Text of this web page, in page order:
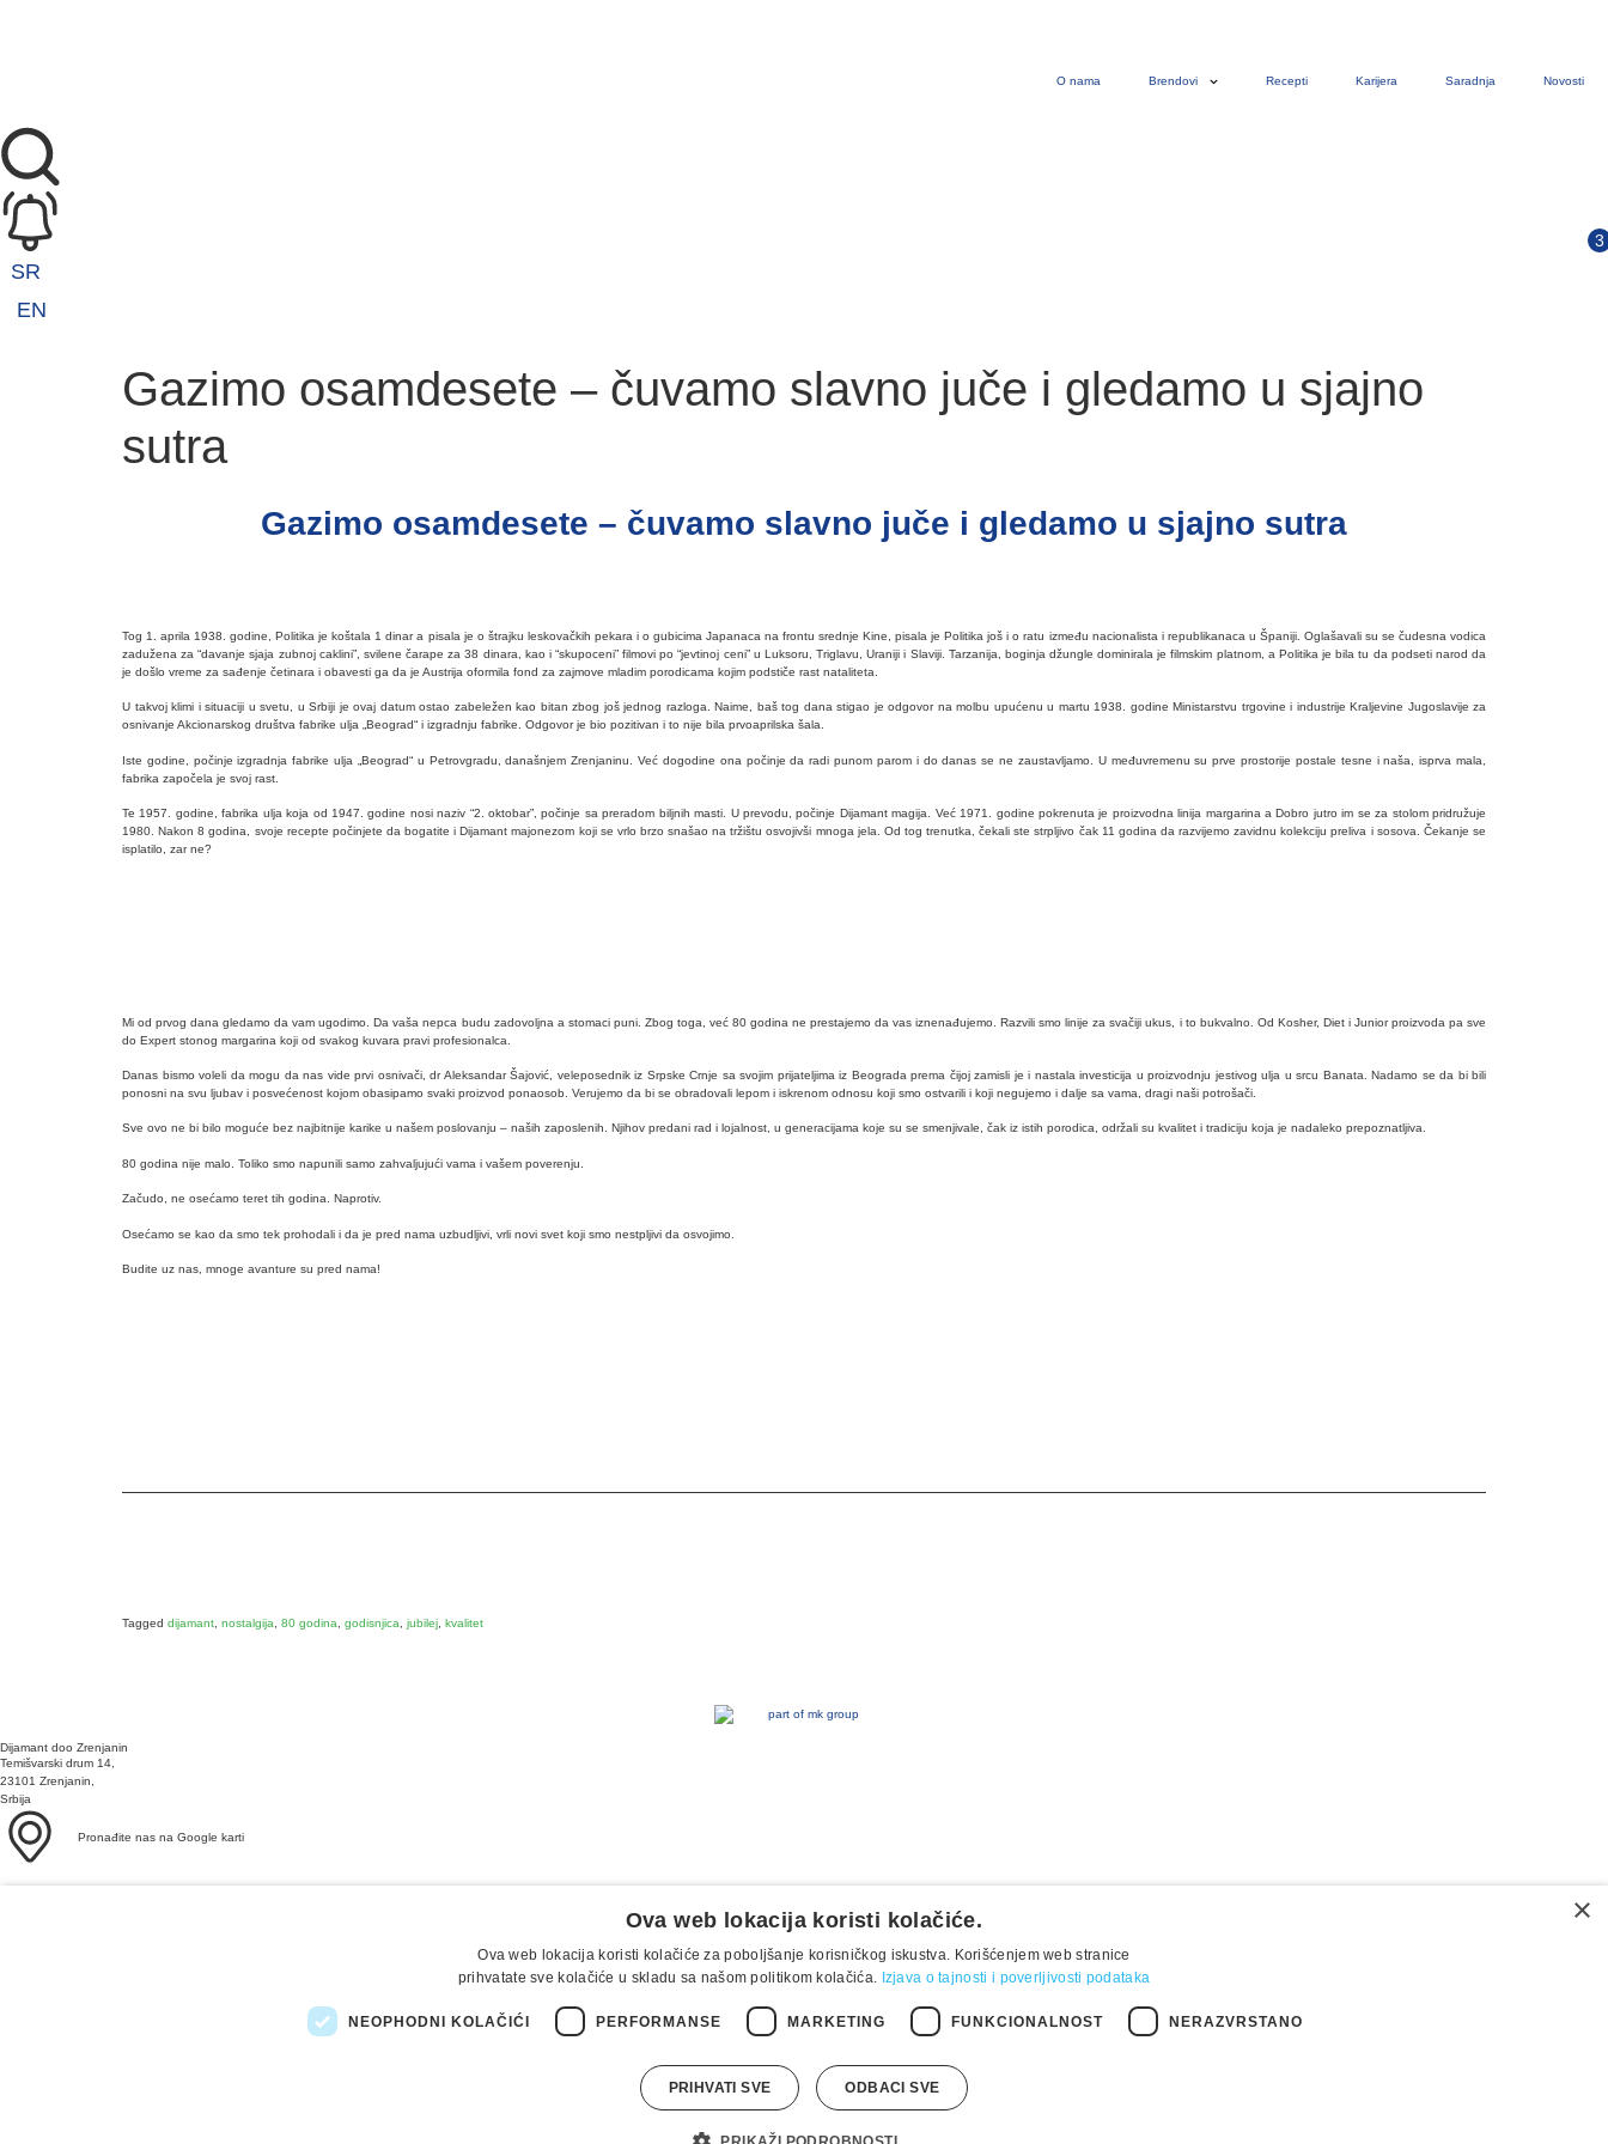
O nama Brendovi Recepti Karijera Saradnja Novosti
SR
EN
Gazimo osamdesete – čuvamo slavno juče i gledamo u sjajno
sutra
Gazimo osamdesete – čuvamo slavno juče i gledamo u sjajno sutra
Tog 1. aprila 1938. godine, Politika je koštala 1 dinar a pisala je o štrajku leskovačkih pekara i o gubicima Japanaca na frontu srednje Kine, pisala je Politika još i o ratu između nacionalista i republikanaca u Španiji. Oglašavali su se čudesna vodica
zadužena za “davanje sjaja zubnoj caklini”, svilene čarape za 38 dinara, kao i “skupoceni” filmovi po “jevtinoj ceni” u Luksoru, Triglavu, Uraniji i Slaviji. Tarzanija, boginja džungle dominirala je filmskim platnom, a Politika je bila tu da podseti narod da
je došlo vreme za sađenje četinara i obavesti ga da je Austrija oformila fond za zajmove mladim porodicama kojim podstiče rast nataliteta.
U takvoj klimi i situaciji u svetu, u Srbiji je ovaj datum ostao zabeležen kao bitan zbog još jednog razloga. Naime, baš tog dana stigao je odgovor na molbu upućenu u martu 1938. godine Ministarstvu trgovine i industrije Kraljevine Jugoslavije za
osnivanje Akcionarskog društva fabrike ulja „Beograd“ i izgradnju fabrike. Odgovor je bio pozitivan i to nije bila prvoaprilska šala.
Iste godine, počinje izgradnja fabrike ulja „Beograd“ u Petrovgradu, današnjem Zrenjaninu. Već dogodine ona počinje da radi punom parom i do danas se ne zaustavljamo. U međuvremenu su prve prostorije postale tesne i naša, isprva mala,
fabrika započela je svoj rast.
Te 1957. godine, fabrika ulja koja od 1947. godine nosi naziv “2. oktobar”, počinje sa preradom biljnih masti. U prevodu, počinje Dijamant magija. Već 1971. godine pokrenuta je proizvodna linija margarina a Dobro jutro im se za stolom pridružuje
1980. Nakon 8 godina, svoje recepte počinjete da bogatite i Dijamant majonezom koji se vrlo brzo snašao na tržištu osvojivši mnoga jela. Od tog trenutka, čekali ste strpljivo čak 11 godina da razvijemo zavidnu kolekciju preliva i sosova. Čekanje se
isplatilo, zar ne?
Mi od prvog dana gledamo da vam ugodimo. Da vaša nepca budu zadovoljna a stomaci puni. Zbog toga, već 80 godina ne prestajemo da vas iznenađujemo. Razvili smo linije za svačiji ukus, i to bukvalno. Od Kosher, Diet i Junior proizvoda pa sve
do Expert stonog margarina koji od svakog kuvara pravi profesionalca.
Danas bismo voleli da mogu da nas vide prvi osnivači, dr Aleksandar Šajović, veleposednik iz Srpske Crnje sa svojim prijateljima iz Beograda prema čijoj zamisli je i nastala investicija u proizvodnju jestivog ulja u srcu Banata. Nadamo se da bi bili
ponosni na svu ljubav i posvećenost kojom obasipamo svaki proizvod ponaosob. Verujemo da bi se obradovali lepom i iskrenom odnosu koji smo ostvarili i koji negujemo i dalje sa vama, dragi naši potrošači.
Sve ovo ne bi bilo moguće bez najbitnije karike u našem poslovanju – naših zaposlenih. Njihov predani rad i lojalnost, u generacijama koje su se smenjivale, čak iz istih porodica, održali su kvalitet i tradiciju koja je nadaleko prepoznatljiva.
80 godina nije malo. Toliko smo napunili samo zahvaljujući vama i vašem poverenju.
Začudo, ne osećamo teret tih godina. Naprotiv.
Osećamo se kao da smo tek prohodali i da je pred nama uzbudljivi, vrli novi svet koji smo nestpljivi da osvojimo.
Budite uz nas, mnoge avanture su pred nama!
Tagged dijamant, nostalgija, 80 godina, godisnjica, jubilej, kvalitet
Dijamant doo Zrenjanin
Temišvarski drum 14,
23101 Zrenjanin,
Srbija
Pronađite nas na Google karti
Kontakt Etički kodeks
×
Ova web lokacija koristi kolačiće.
Ova web lokacija koristi kolačiće za poboljšanje korisničkog iskustva. Korišćenjem web stranice
prihvatate sve kolačiće u skladu sa našom politikom kolačića. Izjava o tajnosti i poverljivosti podataka
NEOPHODNI KOLAČIĆI PERFORMANSE MARKETING FUNKCIONALNOST NERAZVRSTANO
PRIHVATI SVE ODBACI SVE